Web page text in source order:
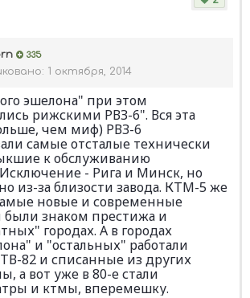
335
1 октября, 2014
эшелона" при этом
рижскими РВЗ-6". Вся эта
чем миф) РВЗ-6
самые отсталые технически
к обслуживанию
- Рига и Минск, но
из-за близости завода. КТМ-5 же
новые и современные
знаком престижа и
городах. А в городах
и "остальных" работали
82 и списанные из других
а вот уже в 80-е стали
и ктмы, вперемешку.